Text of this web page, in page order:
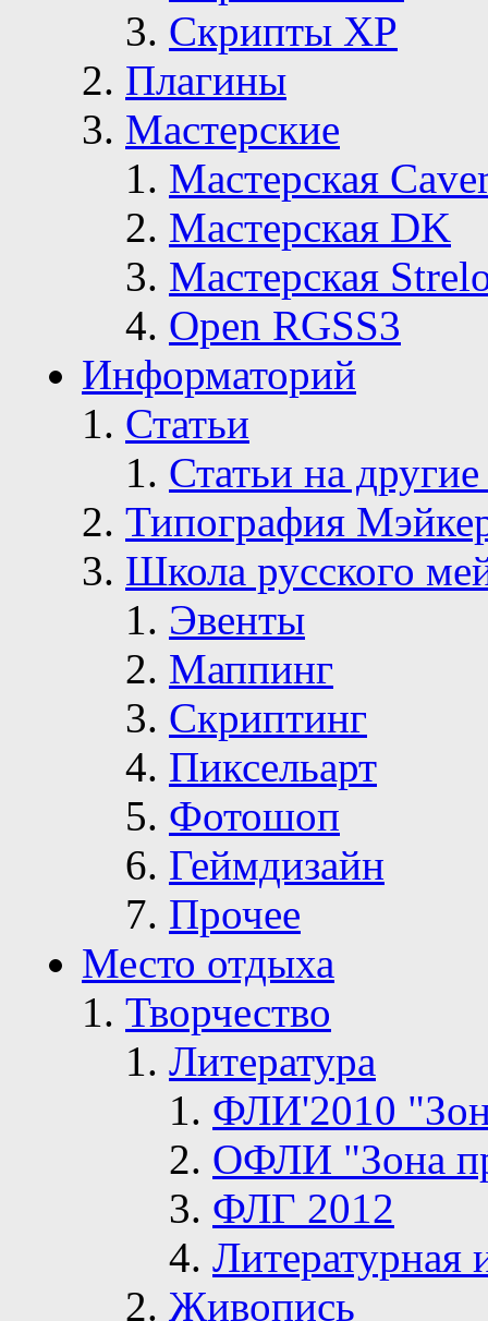
Скрипты ХР
Плагины
Мастерские
Мастерская
Мастерская DK
Мастерская
Open RGSS3
Информаторий
Статьи
Статьи на
Типография
Школа русского
Эвенты
Маппинг
Скриптинг
Пиксельарт
Фотошоп
Геймдизайн
Прочее
Место отдыха
Творчество
Литература
ФЛИ'2010
ОФЛИ "Зона
ФЛГ 2012
Живопись